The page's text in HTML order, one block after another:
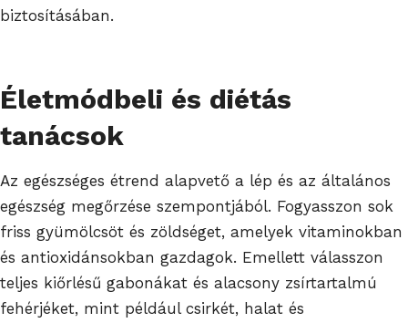
biztosításában.
Életmódbeli és diétás
tanácsok
Az egészséges étrend alapvető a lép és az általános
egészség megőrzése szempontjából. Fogyasszon sok
friss gyümölcsöt és zöldséget, amelyek vitaminokban
és antioxidánsokban gazdagok. Emellett válasszon
teljes kiőrlésű gabonákat és alacsony zsírtartalmú
fehérjéket, mint például csirkét, halat és